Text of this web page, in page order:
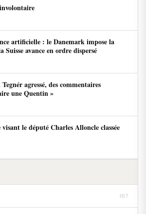
artificielle : le Danemark impose la
Suisse avance en ordre dispersé
agressé, des commentaires
une Quentin »
le député Charles Alloncle classée
187